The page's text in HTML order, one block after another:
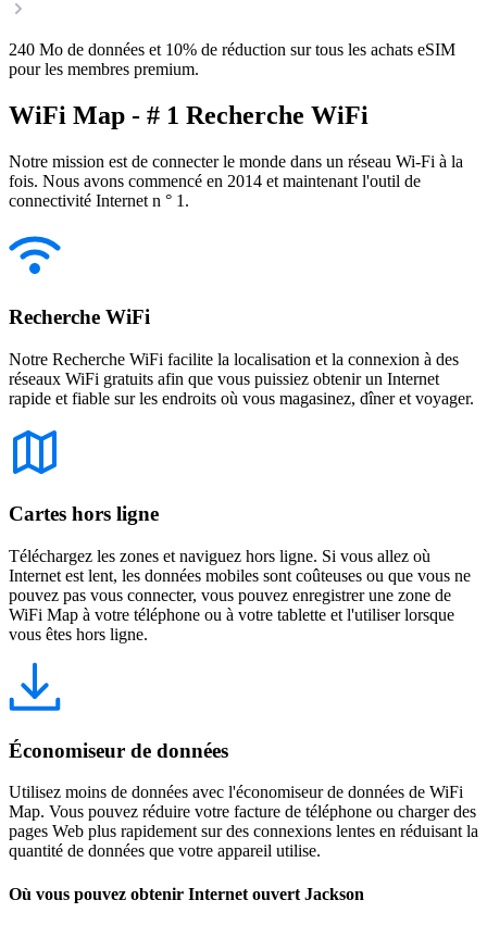
240 Mo de données et 10% de réduction sur tous les achats eSIM
pour les membres premium.
WiFi Map - # 1 Recherche WiFi
Notre mission est de connecter le monde dans un réseau Wi-Fi à la
fois. Nous avons commencé en 2014 et maintenant l'outil de
connectivité Internet n ° 1.
Recherche WiFi
Notre Recherche WiFi facilite la localisation et la connexion à des
réseaux WiFi gratuits afin que vous puissiez obtenir un Internet
rapide et fiable sur les endroits où vous magasinez, dîner et voyager.
Cartes hors ligne
Téléchargez les zones et naviguez hors ligne. Si vous allez où
Internet est lent, les données mobiles sont coûteuses ou que vous ne
pouvez pas vous connecter, vous pouvez enregistrer une zone de
WiFi Map à votre téléphone ou à votre tablette et l'utiliser lorsque
vous êtes hors ligne.
Économiseur de données
Utilisez moins de données avec l'économiseur de données de WiFi
Map. Vous pouvez réduire votre facture de téléphone ou charger des
pages Web plus rapidement sur des connexions lentes en réduisant la
quantité de données que votre appareil utilise.
Où vous pouvez obtenir Internet ouvert Jackson